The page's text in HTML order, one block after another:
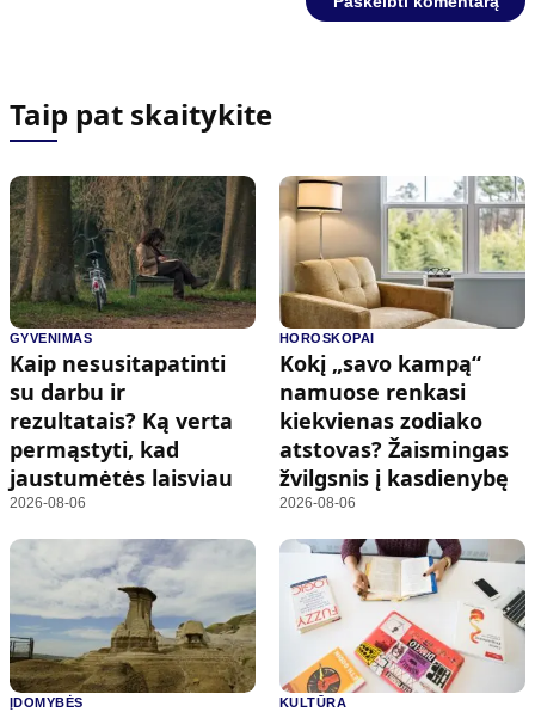
Taip pat skaitykite
GYVENIMAS
Kaip nesusitapatinti
su darbu ir
rezultatais? Ką verta
permąstyti, kad
jaustumėtės laisviau
2026-08-06
HOROSKOPAI
Kokį „savo kampą“
namuose renkasi
kiekvienas zodiako
atstovas? Žaismingas
žvilgsnis į kasdienybę
2026-08-06
ĮDOMYBĖS KULTŪRA